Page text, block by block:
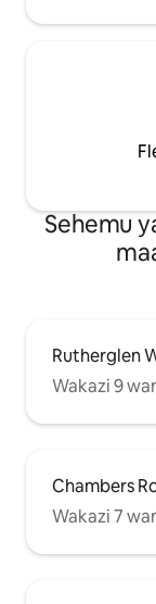
Sehemu
Rutherglen
Wakazi 9
Chambers
Wakazi 7